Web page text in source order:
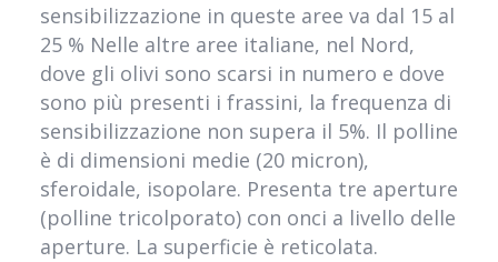
sensibilizzazione in queste aree va dal 15 al
25 % Nelle altre aree italiane, nel Nord,
dove gli olivi sono scarsi in numero e dove
sono più presenti i frassini, la frequenza di
sensibilizzazione non supera il 5%. Il polline
è di dimensioni medie (20 micron),
sferoidale, isopolare. Presenta tre aperture
(polline tricolporato) con onci a livello delle
aperture. La superficie è reticolata.